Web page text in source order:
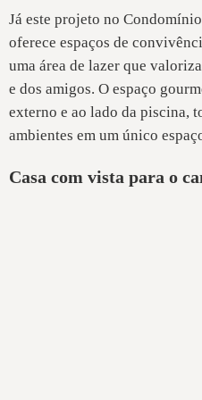
Já este projeto no
oferece espaços de
uma área de lazer que
e dos amigos. O espaço
externo e ao lado da piscina,
ambientes em um único
Casa com vista para o